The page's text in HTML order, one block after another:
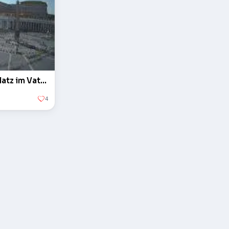
Der Obelisk auf dem Petersplatz im Vatikan
4